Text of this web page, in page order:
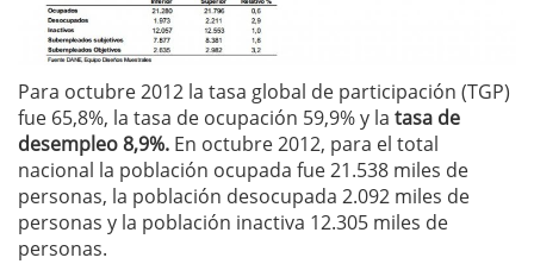
Para octubre 2012 la tasa global de participación (TGP)
fue 65,8%, la tasa de ocupación 59,9% y la tasa de
desempleo 8,9%. En octubre 2012, para el total
nacional la población ocupada fue 21.538 miles de
personas, la población desocupada 2.092 miles de
personas y la población inactiva 12.305 miles de
personas.